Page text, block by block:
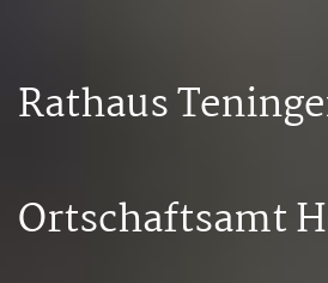
Rathaus
Ortschaftsamt